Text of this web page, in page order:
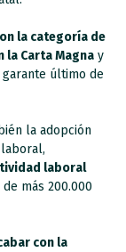
la categoría de
Carta Magna y
último de
la adopción
laboral
más 200.000
con la